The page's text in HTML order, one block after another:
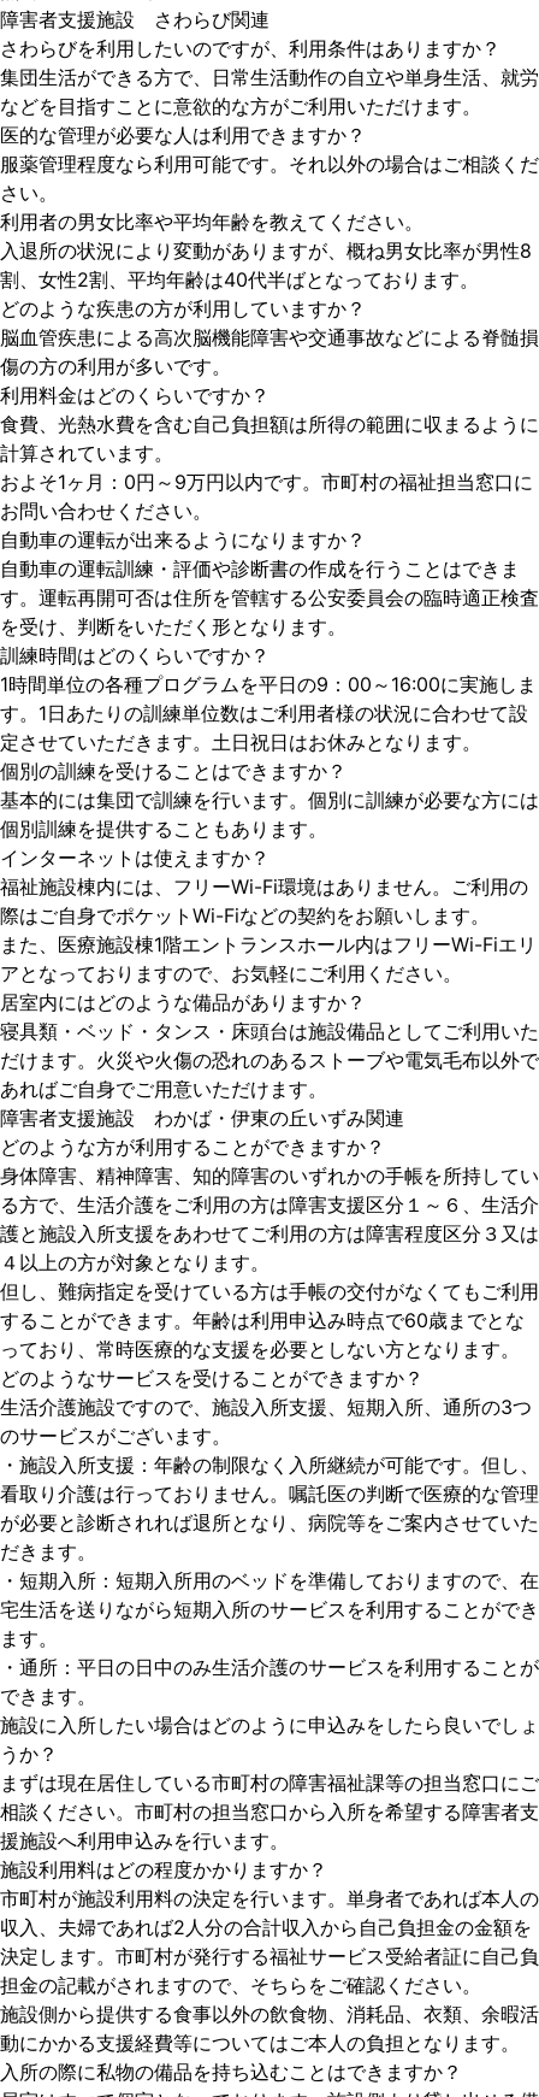
障害者支援施設 さわらび関連
さわらびを利用したいのですが、利用条件はありますか？
集団生活ができる方で、日常生活動作の自立や単身生活、就労
などを目指すことに意欲的な方がご利用いただけます。
医的な管理が必要な人は利用できますか？
服薬管理程度なら利用可能です。それ以外の場合はご相談くだ
さい。
利用者の男女比率や平均年齢を教えてください。
入退所の状況により変動がありますが、概ね男女比率が男性8
割、女性2割、平均年齢は40代半ばとなっております。
どのような疾患の方が利用していますか？
脳血管疾患による高次脳機能障害や交通事故などによる脊髄損
傷の方の利用が多いです。
利用料金はどのくらいですか？
食費、光熱水費を含む自己負担額は所得の範囲に収まるように
計算されています。
およそ1ヶ月：0円～9万円以内です。市町村の福祉担当窓口に
お問い合わせください。
自動車の運転が出来るようになりますか？
自動車の運転訓練・評価や診断書の作成を行うことはできま
す。運転再開可否は住所を管轄する公安委員会の臨時適正検査
を受け、判断をいただく形となります。
訓練時間はどのくらいですか？
1時間単位の各種プログラムを平日の9：00～16:00に実施しま
す。1日あたりの訓練単位数はご利用者様の状況に合わせて設
定させていただきます。土日祝日はお休みとなります。
個別の訓練を受けることはできますか？
基本的には集団で訓練を行います。個別に訓練が必要な方には
個別訓練を提供することもあります。
インターネットは使えますか？
福祉施設棟内には、フリーWi-Fi環境はありません。ご利用の
際はご自身でポケットWi-Fiなどの契約をお願いします。
また、医療施設棟1階エントランスホール内はフリーWi-Fiエリ
アとなっておりますので、お気軽にご利用ください。
居室内にはどのような備品がありますか？
寝具類・ベッド・タンス・床頭台は施設備品としてご利用いた
だけます。火災や火傷の恐れのあるストーブや電気毛布以外で
あればご自身でご用意いただけます。
障害者支援施設 わかば・伊東の丘いずみ関連
どのような方が利用することができますか？
身体障害、精神障害、知的障害のいずれかの手帳を所持してい
る方で、生活介護をご利用の方は障害支援区分１～６、生活介
護と施設入所支援をあわせてご利用の方は障害程度区分３又は
４以上の方が対象となります。
但し、難病指定を受けている方は手帳の交付がなくてもご利用
することができます。年齢は利用申込み時点で60歳までとな
っており、常時医療的な支援を必要としない方となります。
どのようなサービスを受けることができますか？
生活介護施設ですので、施設入所支援、短期入所、通所の3つ
のサービスがございます。
・施設入所支援：年齢の制限なく入所継続が可能です。但し、
看取り介護は行っておりません。嘱託医の判断で医療的な管理
が必要と診断されれば退所となり、病院等をご案内させていた
だきます。
・短期入所：短期入所用のベッドを準備しておりますので、在
宅生活を送りながら短期入所のサービスを利用することができ
ます。
・通所：平日の日中のみ生活介護のサービスを利用することが
できます。
施設に入所したい場合はどのように申込みをしたら良いでしょ
うか？
まずは現在居住している市町村の障害福祉課等の担当窓口にご
相談ください。市町村の担当窓口から入所を希望する障害者支
援施設へ利用申込みを行います。
施設利用料はどの程度かかりますか？
市町村が施設利用料の決定を行います。単身者であれば本人の
収入、夫婦であれば2人分の合計収入から自己負担金の金額を
決定します。市町村が発行する福祉サービス受給者証に自己負
担金の記載がされますので、そちらをご確認ください。
施設側から提供する食事以外の飲食物、消耗品、衣類、余暇活
動にかかる支援経費等についてはご本人の負担となります。
入所の際に私物の備品を持ち込むことはできますか？